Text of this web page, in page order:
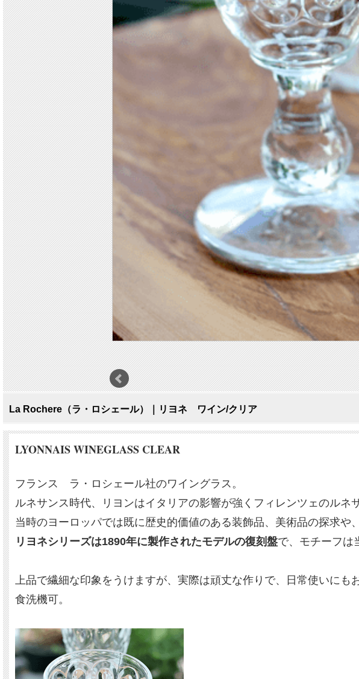
La Rochere（ラ・ロシェール）｜リヨネ ワイン/クリア
LYONNAIS WINEGLASS CLEAR
フランス ラ・ロシェール社のワイングラス。
ルネサンス時代、リヨンはイタリアの影響が強くフィレンツェのルネ
当時のヨーロッパでは既に歴史的価値のある装飾品、美術品の探求や
リヨネシリーズは1890年に製作されたモデルの復刻盤で、モチーフは
上品で繊細な印象をうけますが、実際は頑丈な作りで、日常使いにも
食洗機可。